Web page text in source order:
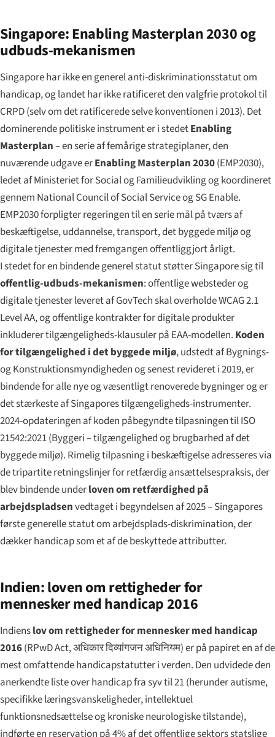
Singapore: Enabling Masterplan 2030 og
udbuds-mekanismen
Singapore har ikke en generel anti-diskriminationsstatut om
handicap, og landet har ikke ratificeret den valgfrie protokol til
CRPD (selv om det ratificerede selve konventionen i 2013). Det
dominerende politiske instrument er i stedetEnabling
Masterplan– en serie af femårige strategiplaner, den
nuværende udgave erEnabling Masterplan 2030(EMP2030),
ledet af Ministeriet for Social og Familieudvikling og koordineret
gennem National Council of Social Service og SG Enable.
EMP2030 forpligter regeringen til en serie mål på tværs af
beskæftigelse, uddannelse, transport, det byggede miljø og
digitale tjenester med fremgangen offentliggjort årligt.
I stedet for en bindende generel statut støtter Singapore sig til
offentlig-udbuds-mekanismen: offentlige websteder og
digitale tjenester leveret af GovTech skal overholde WCAG 2.1
Level AA, og offentlige kontrakter for digitale produkter
inkluderer tilgængeligheds-klausuler på EAA-modellen. Koden
for tilgængelighed i det byggede miljø, udstedt af Bygnings-
og Konstruktionsmyndigheden og senest revideret i 2019, er
bindende for alle nye og væsentligt renoverede bygninger og er
det stærkeste af Singapores tilgængeligheds-instrumenter.
2024-opdateringen af koden påbegyndte tilpasningen til ISO
21542:2021 (Byggeri – tilgængelighed og brugbarhed af det
byggede miljø). Rimelig tilpasning i beskæftigelse adresseres via
de tripartite retningslinjer for retfærdig ansættelsespraksis, der
blev bindende underloven om retfærdighed på
arbejdspladsenvedtaget i begyndelsen af 2025 – Singapores
første generelle statut om arbejdsplads-diskrimination, der
dækker handicap som et af de beskyttede attributter.
Indien: loven om rettigheder for
mennesker med handicap 2016
Indienslov om rettigheder for mennesker med handicap
2016(RPwD Act,अधिकार दिव्यांगजन अधिनियम) er på papiret en af de
mest omfattende handicapstatutter i verden. Den udvidede den
anerkendte liste over handicap fra syv til 21 (herunder autisme,
specifikke læringsvanskeligheder, intellektuel
funktionsnedsættelse og kroniske neurologiske tilstande),
indførte en reservation på 4% af det offentlige sektors statslige